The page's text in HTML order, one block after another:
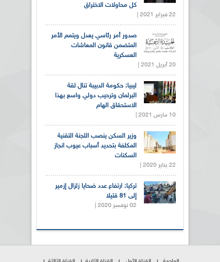
كل محاولات الاختراق
22 فبراير 2021 |
صدور أمر رئاسي يعدل ويتمم الأمر
المتضمن قانون المعاشات
العسكرية
20 أبريل 2021 |
ليبيا: حكومة الدبيبة تنال ثقة
البرلمان وترحيب دولي واسع بهذا
الاستحقاق الهام
10 مارس 2021 |
وزير السكن ينصب اللجنة التقنية
المكلفة بتحديد أسباب عيوب انجاز
السكنات
22 يناير 2020 |
تركيا: ارتفاع عدد ضحايا زلزال إزمير
إلى 81 قتيلا
02 نوفمبر 2020 |